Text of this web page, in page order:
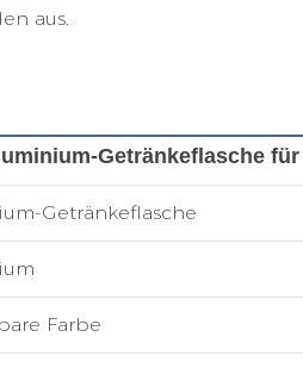
aus.
Getränkeflasche
Getränkeflasche
Farbe